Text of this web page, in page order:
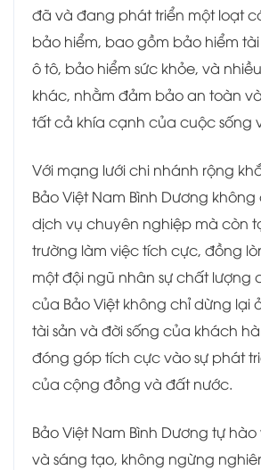
đã và đang phát triển một loạt
bảo hiểm, bao gồm bảo hiểm
ô tô, bảo hiểm sức khỏe, và
khác, nhằm đảm bảo an toàn
tất cả khía cạnh của cuộc sống
Với mạng lưới chi nhánh rộng
Bảo Việt Nam Bình Dương
dịch vụ chuyên nghiệp mà còn
trường làm việc tích cực, đồng
một đội ngũ nhân sự chất lượng
của Bảo Việt không chỉ dừng lại
tài sản và đời sống của khách
đóng góp tích cực vào sự phát
của cộng đồng và đất nước.
Bảo Việt Nam Bình Dương tự hào
và sáng tạo, không ngừng